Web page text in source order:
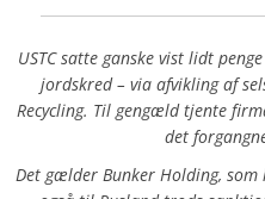
USTC satte ganske vist lidt
jordskred – via afvikling af
Recycling. Til gengæld tjente
det
Det gælder Bunker Holding,